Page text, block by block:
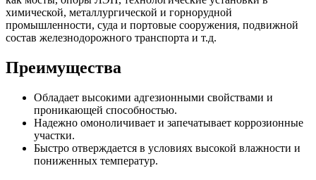
химической, металлургической и горнорудной
промышленности, суда и портовые сооружения, подвижной
состав железнодорожного транспорта и т.д.
Преимущества
Обладает высокими адгезионными свойствами и
проникающей способностью.
Надежно омоноличивает и запечатывает коррозионные
участки.
Быстро отверждается в условиях высокой влажности и
пониженных температур.